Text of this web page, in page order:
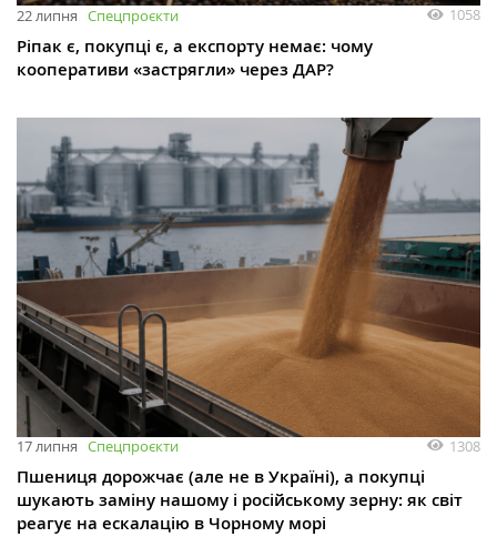
22 липня Спецпроєкти 1058
Ріпак є, покупці є, а експорту немає: чому
кооперативи «застрягли» через ДАР?
17 липня Спецпроєкти 1308
Пшениця дорожчає (але не в Україні), а покупці
шукають заміну нашому і російському зерну: як світ
реагує на ескалацію в Чорному морі